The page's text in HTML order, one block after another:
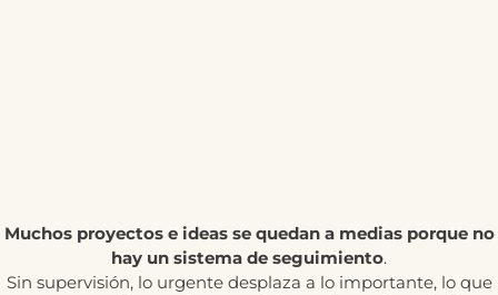
Muchos proyectos e ideas se quedan a medias porque no
hay un sistema de seguimiento.
Sin supervisión, lo urgente desplaza a lo importante, lo que